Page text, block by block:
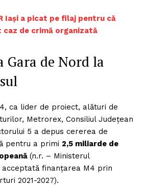
Iași a picat pe filaj pentru că
caz de crimă organizată
Gara de Nord la
ca lider de proiect, alături de
Metrorex, Consiliul Județean
5 a depus cererea de
pentru a primi 2,5 miliarde de
(n.r. – Ministerul
finanțarea M4 prin
2021-2027).